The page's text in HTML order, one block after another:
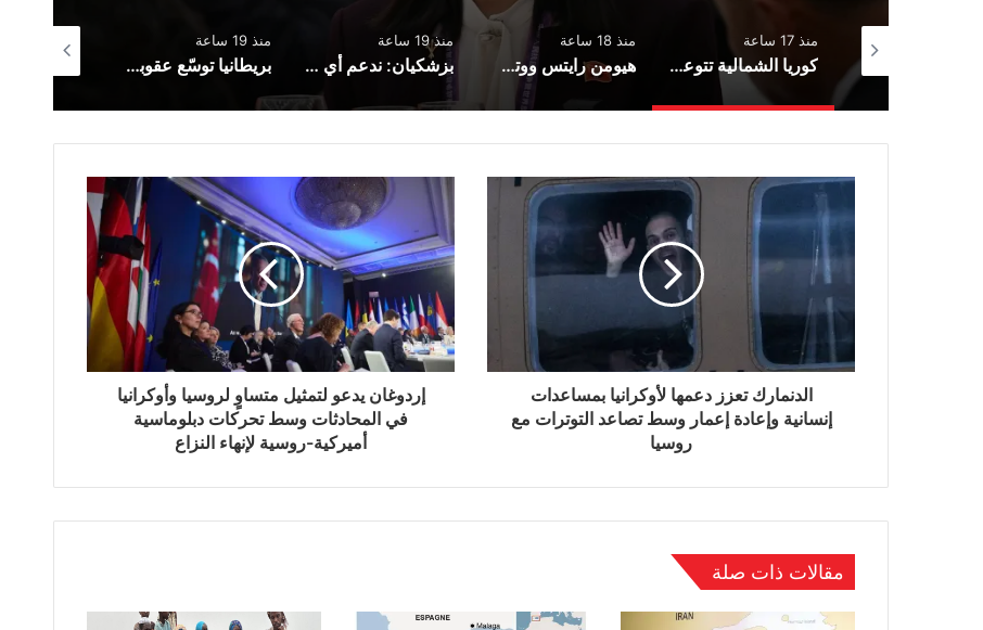
كوريا الشمالية تتوعد بـ«خيارات عسكرية» مع تسارع وتيرة تسلّح اليابان هيومن رايتس ووتش» تتهم إسرائيل بارتكاب جريمة حرب في مقتل الصحفية أمال خليل جنوب لبنان
منذ 19 ساعة
بزشكيان: ندعم أي قرار يتخذه الفلسطينيون في مفاوضات غزة بريطانيا توسّع عقوباتها على روسيا بإضافة 19 بندًا جديدًا إلى قائمة العقوبات
الدنمارك تعزز دعمها لأوكرانيا بمساعدات
إنسانية وإعادة إعمار وسط تصاعد التوترات مع
روسيا
إردوغان يدعو لتمثيل متساوٍ لروسيا وأوكرانيا
في المحادثات وسط تحركات دبلوماسية
أميركية-روسية لإنهاء النزاع
مقالات ذات صلة